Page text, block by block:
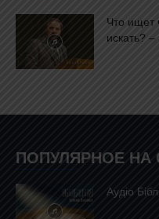
Что ищет
искать?
ПОПУЛЯРНОЕ НА
Аудіо